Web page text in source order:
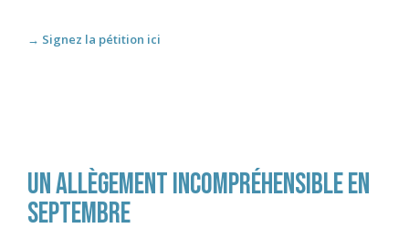
→ Signez la pétition ici
un allègement incompréhensible en
septembre